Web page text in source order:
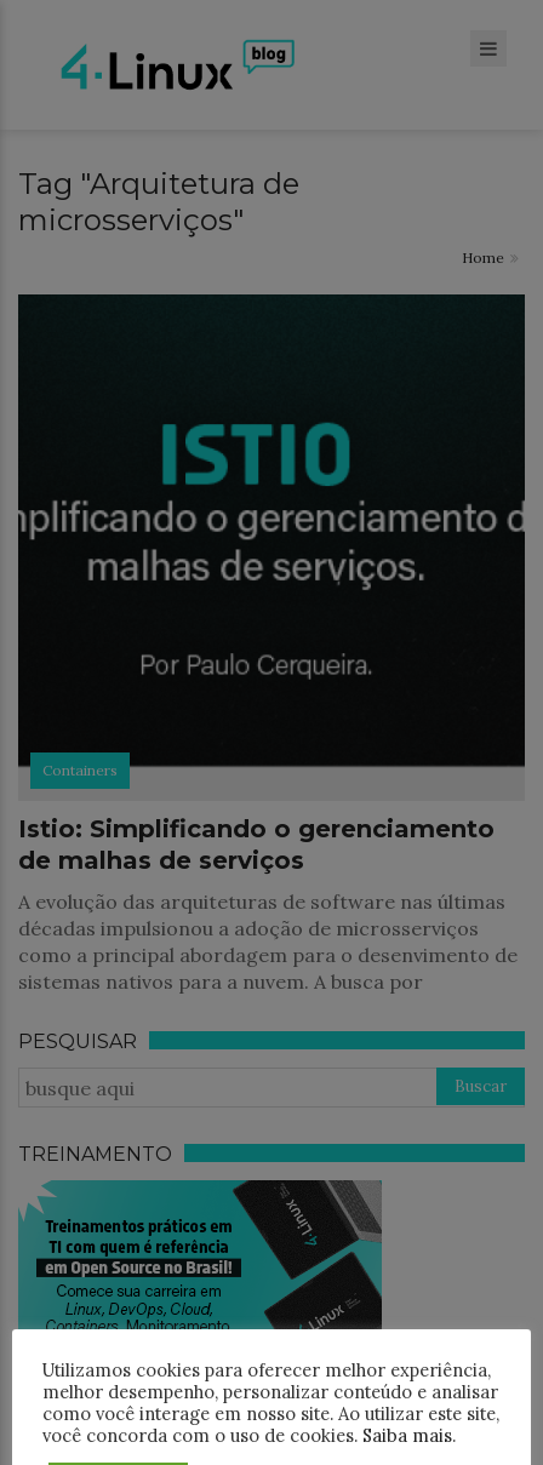
Tag "Arquitetura de
microsserviços"
Home
Containers
Istio: Simplificando o gerenciamento
de malhas de serviços
A evolução das arquiteturas de software nas últimas
décadas impulsionou a adoção de microsserviços
como a principal abordagem para o desenvimento de
sistemas nativos para a nuvem. A busca por
PESQUISAR
TREINAMENTO
Utilizamos cookies para oferecer melhor experiência,
melhor desempenho, personalizar conteúdo e analisar
como você interage em nosso site. Ao utilizar este site,
você concorda com o uso de cookies. Saiba mais.